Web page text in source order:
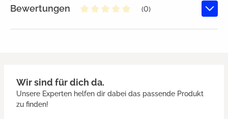
Bewertungen
(0)
Wir sind für dich da.
Unsere Experten helfen dir dabei das passende Produkt
zu finden!